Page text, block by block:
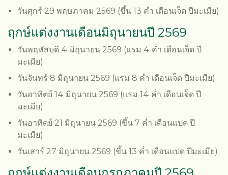
วันศุกร์ 29 พฤษภาคม 2569 (ขึ้น 13 ค่ำ เดือนเจ็ด ปีมะเมีย)
ฤกษ์แต่งงานเดือนมิถุนายนปี 2569
วันพฤหัสบดี 4 มิถุนายน 2569 (แรม 4 ค่ำ เดือนเจ็ด ปี
มะเมีย)
วันจันทร์ 8 มิถุนายน 2569 (แรม 8 ค่ำ เดือนเจ็ด ปีมะเมีย)
วันอาทิตย์ 14 มิถุนายน 2569 (แรม 14 ค่ำ เดือนเจ็ด ปี
มะเมีย)
วันอาทิตย์ 21 มิถุนายน 2569 (ขึ้น 7 ค่ำ เดือนแปด ปี
มะเมีย)
วันเสาร์ 27 มิถุนายน 2569 (ขึ้น 13 ค่ำ เดือนแปด ปีมะเมีย)